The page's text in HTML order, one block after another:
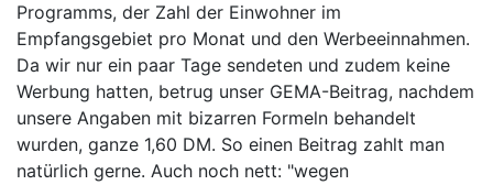
Programms, der Zahl der Einwohner im
Empfangsgebiet pro Monat und den Werbeeinnahmen.
Da wir nur ein paar Tage sendeten und zudem keine
Werbung hatten, betrug unser GEMA-Beitrag, nachdem
unsere Angaben mit bizarren Formeln behandelt
wurden, ganze 1,60 DM. So einen Beitrag zahlt man
natürlich gerne. Auch noch nett: "wegen